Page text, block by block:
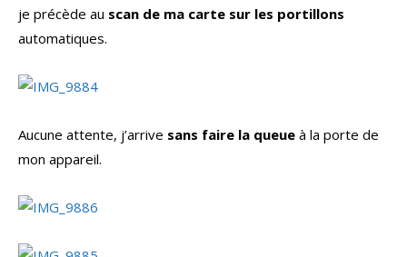
je précède au scan de ma carte sur les portillons
automatiques.
Aucune attente, j’arrive sans faire la queue à la porte de
mon appareil.